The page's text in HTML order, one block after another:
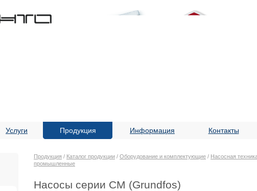
Услуги Продукция Информация Контакты
Продукция / Каталог продукции / Оборудование и комплектующие / Насосная
промышленные
Насосы серии CM (Grundfos)